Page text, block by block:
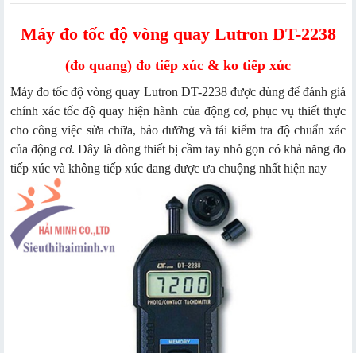
Máy đo tốc độ vòng quay Lutron DT-2238
(đo quang) đo tiếp xúc & ko tiếp xúc
Máy đo tốc độ vòng quay Lutron DT-2238 được dùng để đánh giá
chính xác tốc độ quay hiện hành của động cơ, phục vụ thiết thực
cho công việc sửa chữa, bảo dưỡng và tái kiểm tra độ chuẩn xác
của động cơ. Đây là dòng thiết bị cầm tay nhỏ gọn có khả năng đo
tiếp xúc và không tiếp xúc đang được ưa chuộng nhất hiện nay